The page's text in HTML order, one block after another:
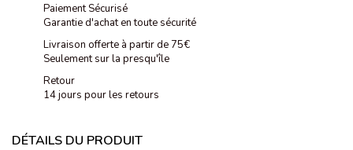
Paiement Sécurisé
Garantie d'achat en toute sécurité
Livraison offerte à partir de 75€
Seulement sur la presqu'île
Retour
14 jours pour les retours
DÉTAILS DU PRODUIT